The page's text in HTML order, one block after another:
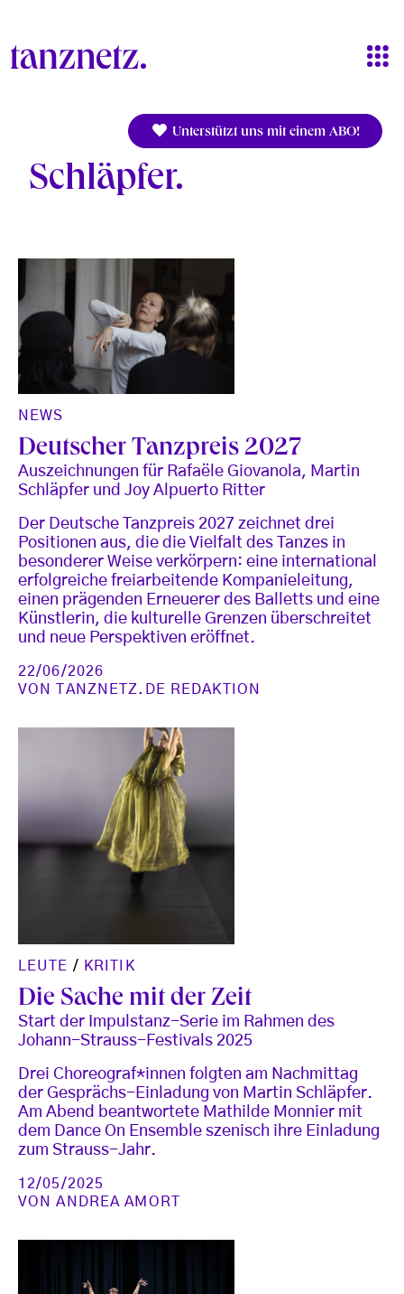
Unterstützt uns mit einem ABO!
Schläpfer
NEWS
Deutscher Tanzpreis 2027
Auszeichnungen für Rafaële Giovanola, Martin
Schläpfer und Joy Alpuerto Ritter
Der Deutsche Tanzpreis 2027 zeichnet drei
Positionen aus, die die Vielfalt des Tanzes in
besonderer Weise verkörpern: eine international
erfolgreiche freiarbeitende Kompanieleitung,
einen prägenden Erneuerer des Balletts und eine
Künstlerin, die kulturelle Grenzen überschreitet
und neue Perspektiven eröffnet.
22/06/2026
VON
TANZNETZ.DE REDAKTION
LEUTE / KRITIK
Die Sache mit der Zeit
Start der Impulstanz-Serie im Rahmen des
Johann-Strauss-Festivals 2025
Drei Choreograf*innen folgten am Nachmittag
der Gesprächs-Einladung von Martin Schläpfer.
Am Abend beantwortete Mathilde Monnier mit
dem Dance On Ensemble szenisch ihre Einladung
zum Strauss-Jahr.
12/05/2025
VONANDREA AMORT